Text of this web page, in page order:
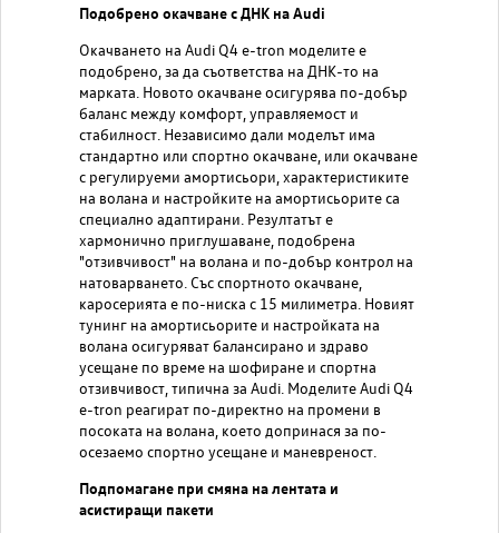
Подобрено окачване с ДНК на Audi
Окачването на Audi Q4 e-tron моделите е
подобрено, за да съответства на ДНК-то на
марката. Новото окачване осигурява по-добър
баланс между комфорт, управляемост и
стабилност. Независимо дали моделът има
стандартно или спортно окачване, или окачване
с регулируеми амортисьори, характеристиките
на волана и настройките на амортисьорите са
специално адаптирани. Резултатът е
хармонично приглушаване, подобрена
"отзивчивост" на волана и по-добър контрол на
натоварването. Със спортното окачване,
каросерията е по-ниска с 15 милиметра. Новият
тунинг на амортисьорите и настройката на
волана осигуряват балансирано и здраво
усещане по време на шофиране и спортна
отзивчивост, типична за Audi. Моделите Audi Q4
e-tron реагират по-директно на промени в
посоката на волана, което допринася за по-
осезаемо спортно усещане и маневреност.
Подпомагане при смяна на лентата и
асистиращи пакети